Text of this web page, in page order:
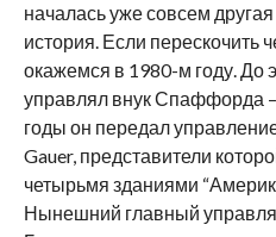
началась уже совсем
история. Если перескочить
окажемся в 1980-м году. До
управлял внук Спаффорда
годы он передал
Gauer, представители
четырьмя зданиями
Нынешний главный